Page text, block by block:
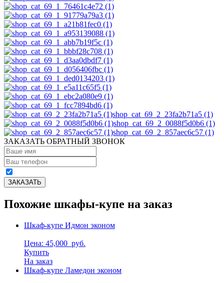
shop_cat_69_2_23fa2b71a5 (1)
shop_cat_69_2_0088f5d0b6 (1)
shop_cat_69_2_857aec6c57 (1)
ЗАКАЗАТЬ ОБРАТНЫЙ ЗВОНОК
Похожие шкафы-купе на заказ
Шкаф-купе Идмон эконом
Цена: 45,000 руб.
Купить
На заказ
Шкаф-купе Ламедон эконом